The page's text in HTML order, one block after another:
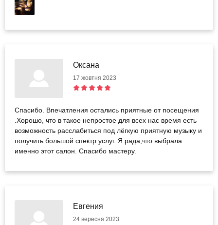
Оксана
17 жовтня 2023
Спасибо. Впечатления остались приятные от посещения
.Хорошо, что в такое непростое для всех нас время есть
возможность расслабиться под лёгкую приятную музыку и
получить большой спектр услуг. Я рада,что выбрала
именно этот салон. Спасибо мастеру.
Евгения
24 вересня 2023